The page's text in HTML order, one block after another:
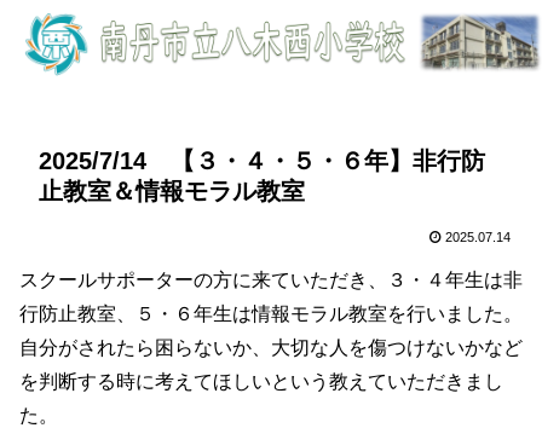
2025/7/14 【３・４・５・６年】非行防
止教室＆情報モラル教室
2025.07.14
スクールサポーターの方に来ていただき、３・４年生は非
行防止教室、５・６年生は情報モラル教室を行いました。
自分がされたら困らないか、大切な人を傷つけないかなど
を判断する時に考えてほしいという教えていただきまし
た。